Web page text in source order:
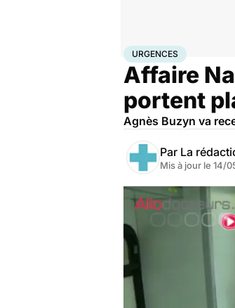
AccueilSantéUrgences
URGENCES
Affaire
portent
Agnès Buzyn va
Par La
Mis à jour le 14/